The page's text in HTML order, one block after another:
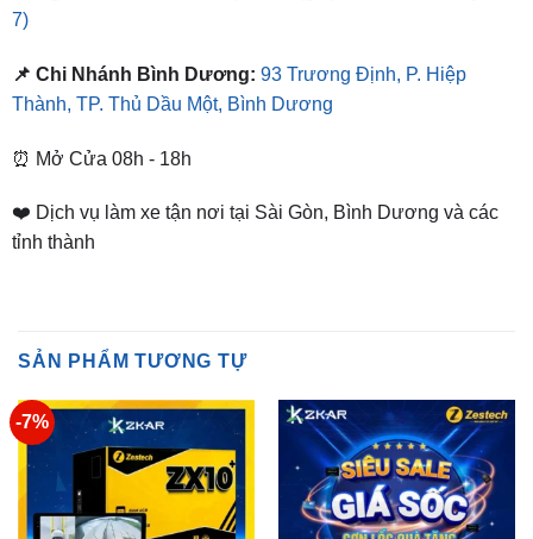
📌 Chi Nhánh Bình Dương:
⏰ Mở Cửa 08h - 18h
❤️ Dịch vụ làm xe tận nơi tại Sài Gòn, Bình Dương và các
-7%